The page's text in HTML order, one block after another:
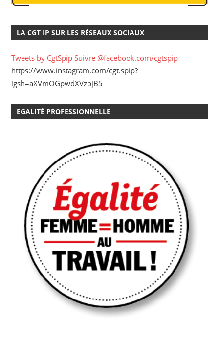
LA CGT IP SUR LES RÉSEAUX SOCIAUX
Tweets by CgtSpip Suivre @facebook.com/cgtspip
https://www.instagram.com/cgt.spip?
igsh=aXVmOGpwdXVzbjB5
EGALITÉ PROFESSIONNELLE